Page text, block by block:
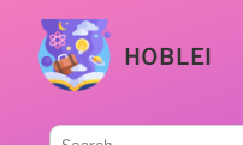
HOBLEI